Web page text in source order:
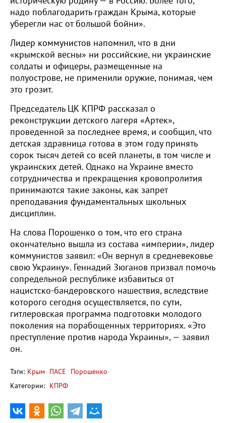
надо поблагодарить граждан Крыма, которые
уберегли нас от большой бойни».
Лидер коммунистов напомнил, что в дни
«крымской весны» ни российские, ни украинские
солдаты и офицеры, размещенные на
полуострове, не применили оружие, понимая, чем
это грозит.
Председатель ЦК КПРФ рассказал о
реконструкции детского лагеря «Артек»,
проведенной за последнее время, и сообщил, что
детская здравница готова в этом году принять
сорок тысяч детей со всей планеты, в том числе и
украинских детей. Однако на Украине вместо
сотрудничества и прекращения кровопролития
принимаются такие законы, как запрет
преподавания фундаментальных школьных
дисциплин.
На слова Порошенко о том, что его страна
окончательно вышла из состава «империи», лидер
коммунистов заявил: «Он вернул в средневековье
свою Украину». Геннадий Зюганов призвал помочь
сопредельной республике избавиться от
нацистско-бандеровского нашествия, вследствие
которого сегодня осуществляется, по сути,
гитлеровская программа подготовки молодого
поколения на порабощенных территориях. «Это
преступление против народа Украины», — заявил
он.
Тэги: Крым ПАСЕ
Порошенко
Категории: КПРФ